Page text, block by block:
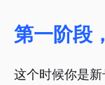
第一阶段
这个时候你是